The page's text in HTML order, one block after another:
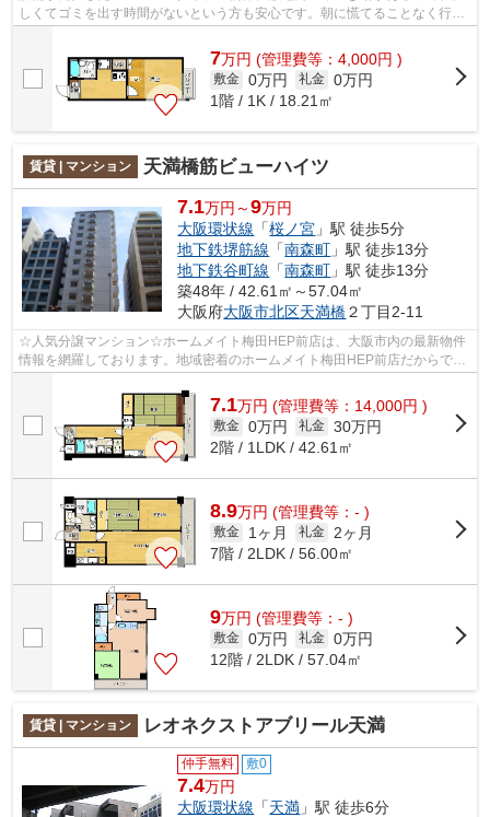
しくてゴミを出す時間がないという方も安心です。朝に慌てることなく行動
7万円 (管理費等：4,000円 )
敷金 0万円 礼金 0万円
1階 / 1K / 18.21㎡
賃貸 | マンション 天満橋筋ビューハイツ
7.1万円～9万円
大阪環状線 「桜ノ宮 」駅 徒歩5分
地下鉄堺筋線 「南森町 」駅 徒歩13分
地下鉄谷町線 「南森町 」駅 徒歩13分
築48年 / 42.61㎡～57.04㎡
大阪府大阪市北区天満橋２丁目2-11
☆人気分譲マンション☆ホームメイト梅田HEP前店は、大阪市内の最新物件
情報を網羅しております。地域密着のホームメイト梅田HEP前店だからでき
7.1万円 (管理費等：14,000円 )
敷金 0万円 礼金 30万円
2階 / 1LDK / 42.61㎡
8.9万円 (管理費等：- )
敷金 1ヶ月 礼金
2ヶ月
7階 / 2LDK / 56.00㎡
9万円 (管理費等：- )
敷金 0万円 礼金 0万円
12階 / 2LDK / 57.04㎡
賃貸 | マンション レオネクストアブリール天満
仲手無料 敷0
7.4万円
大阪環状線 「天満 」駅 徒歩6分